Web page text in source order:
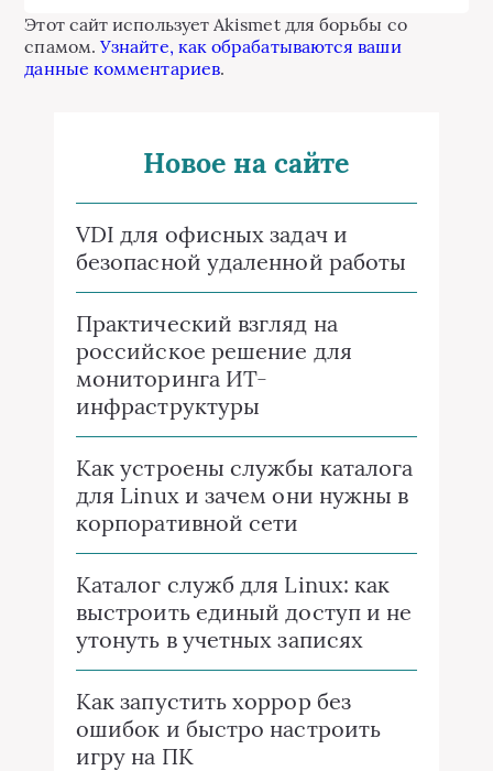
Этот сайт использует Akismet для борьбы со
спамом.Узнайте, как обрабатываются ваши
данные комментариев.
Новое на сайте
VDI для офисных задач и
безопасной удаленной работы
Практический взгляд на
российское решение для
мониторинга ИТ-
инфраструктуры
Как устроены службы каталога
для Linux и зачем они нужны в
корпоративной сети
Каталог служб для Linux: как
выстроить единый доступ и не
утонуть в учетных записях
Как запустить хоррор без
ошибок и быстро настроить
игру на ПК